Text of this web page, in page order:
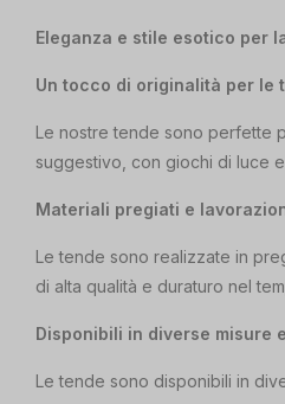
Eleganza e stile esotico per
Un tocco di originalità per le
Le nostre tende sono perfette
suggestivo, con giochi di luce
Materiali pregiati e
Le tende sono realizzate in
di alta qualità e duraturo nel
Disponibili in diverse misure
Le tende sono disponibili in